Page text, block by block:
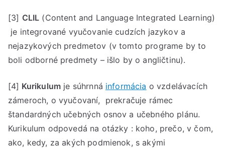
[3] CLIL (Content and Language Integrated Learning)
je integrované vyučovanie cudzích jazykov a
nejazykových predmetov (v tomto programe by to
boli odborné predmety – išlo by o angličtinu).
[4] Kurikulum je súhrnná informácia o vzdelávacích
zámeroch, o vyučovaní, prekračuje rámec
štandardných učebných osnov a učebného plánu.
Kurikulum odpovedá na otázky : koho, prečo, v čom,
ako, kedy, za akých podmienok, s akými